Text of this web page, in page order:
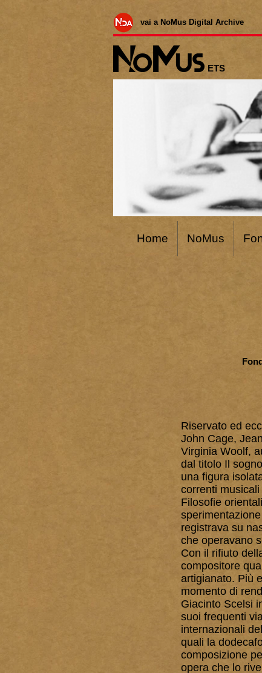
Home NoMus
vai a NoMus Digital Archive
ETS
Riservato ed
John Cage,
Virginia Woolf,
dal titolo Il
una figura
correnti
Filosofie
registrava su
che operavano
Con il rifiuto
compositore
artigianato. Più
momento di
Giacinto Scelsi
suoi frequenti
internazionali
quali la
composizione
opera che lo